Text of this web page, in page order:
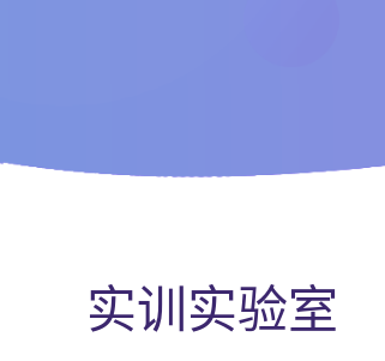
实训实验室